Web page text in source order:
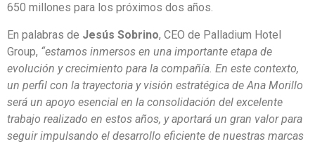
650 millones para los próximos dos años.
En palabras de Jesús Sobrino, CEO de Palladium Hotel
Group, “estamos inmersos en una importante etapa de
evolución y crecimiento para la compañía. En este contexto,
un perfil con la trayectoria y visión estratégica de Ana Morillo
será un apoyo esencial en la consolidación del excelente
trabajo realizado en estos años, y aportará un gran valor para
seguir impulsando el desarrollo eficiente de nuestras marcas